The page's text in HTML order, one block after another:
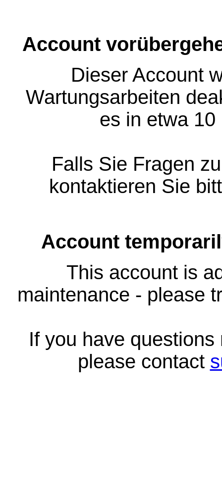
Account
Dieser Account
Wartungsarbeiten
es in etwa
Falls Sie Fragen
kontaktieren Sie
Account
This account is
maintenance - please
If you have
please contact